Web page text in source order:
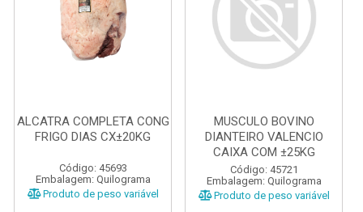
ALCATRA COMPLETA CONG
FRIGO DIAS CX±20KG
Código: 45693
Embalagem: Quilograma
Produto de peso variável
MUSCULO BOVINO
DIANTEIRO VALENCIO
CAIXA COM ±25KG
Código: 45721
Embalagem: Quilograma
Produto de peso variável